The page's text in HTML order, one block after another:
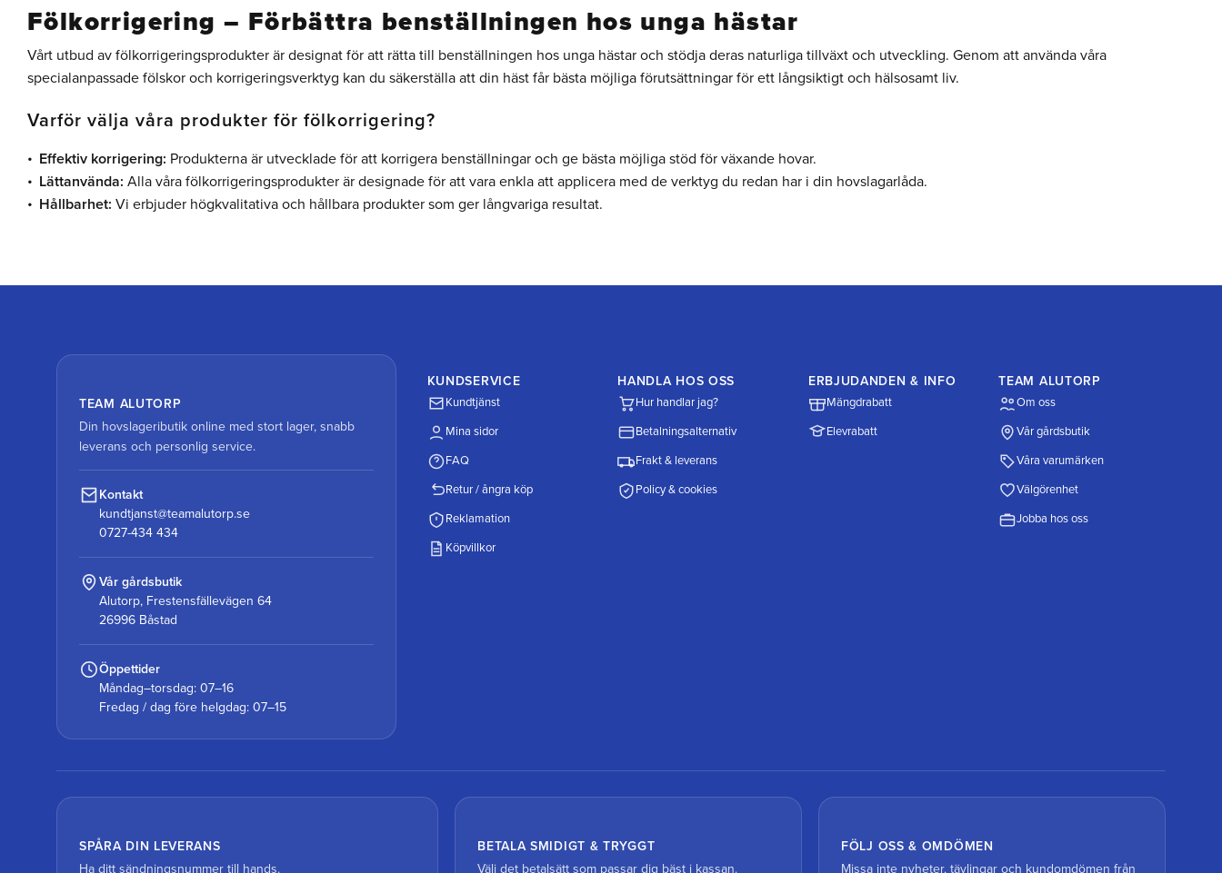
Fölkorrigering – Förbättra benställningen hos unga hästar
Vårt utbud av fölkorrigeringsprodukter är designat för att rätta till benställningen hos unga hästar och stödja deras naturliga tillväxt och utveckling. Genom att använda våra
specialanpassade fölskor och korrigeringsverktyg kan du säkerställa att din häst får bästa möjliga förutsättningar för ett långsiktigt och hälsosamt liv.
Varför välja våra produkter för fölkorrigering?
Effektiv korrigering: Produkterna är utvecklade för att korrigera benställningar och ge bästa möjliga stöd för växande hovar.
Lättanvända: Alla våra fölkorrigeringsprodukter är designade för att vara enkla att applicera med de verktyg du redan har i din hovslagarlåda.
Hållbarhet: Vi erbjuder högkvalitativa och hållbara produkter som ger långvariga resultat.
TEAM ALUTORP
Din hovslageributik online med stort lager, snabb
leverans och personlig service.
Kontakt
kundtjanst@teamalutorp.se
0727-434 434
Vår gårdsbutik
Alutorp, Frestensfällevägen 64
26996 Båstad
Öppettider
Måndag–torsdag: 07–16
Fredag / dag före helgdag: 07–15
KUNDSERVICE
Kundtjänst
Mina sidor
FAQ
Retur / ångra köp
Reklamation
Köpvillkor
HANDLA HOS OSS
Hur handlar jag?
Betalningsalternativ
Frakt & leverans
Policy & cookies
ERBJUDANDEN & INFO
Mängdrabatt
Elevrabatt
TEAM ALUTORP
Om oss
Vår gårdsbutik
Våra varumärken
Välgörenhet
Jobba hos oss
SPÅRA DIN LEVERANS
Ha ditt sändningsnummer till hands.
BETALA SMIDIGT & TRYGGT
Välj det betalsätt som passar dig bäst i kassan.
FÖLJ OSS & OMDÖMEN
Missa inte nyheter, tävlingar och kundomdömen från